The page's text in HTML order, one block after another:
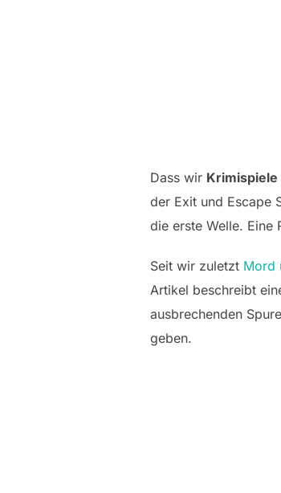
Dass wir Krimispiele
der Exit und Escape
die erste Welle. Eine
Seit wir zuletzt Mord
Artikel beschreibt
ausbrechenden
geben.